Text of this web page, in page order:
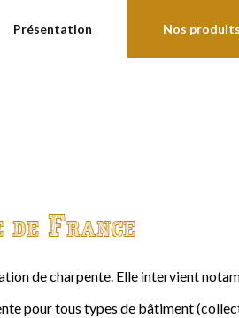
Présentation Nos produits
France
de charpente. Elle intervient
pour tous types de bâtiment